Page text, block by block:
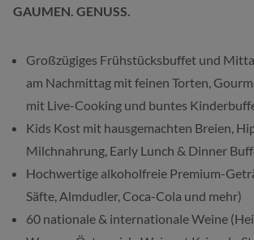
GAUMEN. GENUSS.
Großzügiges Frühstücksbuffet und
am Nachmittag mit feinen Torten,
mit Live-Cooking und buntes
Kids Kost mit hausgemachten Breien,
Milchnahrung, Early Lunch & Dinner
Hochwertige alkoholfreie Premium-
Säfte, Almdudler, Coca-Cola und mehr)
60 nationale & internationale Weine